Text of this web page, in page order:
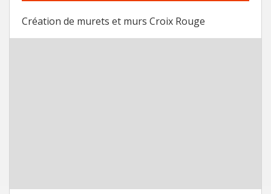
Création de murets et murs Croix Rouge